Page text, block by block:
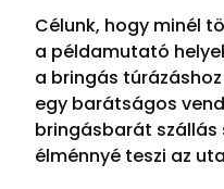
Célunk, hogy minél
a példamutató
a bringás
egy barátságos
bringásbarát szállás
élménnyé teszi az